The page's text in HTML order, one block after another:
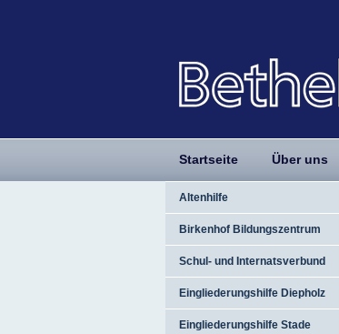
Startseite Über uns
Altenhilfe
Birkenhof Bildungszentrum
Schul- und Internatsverbund
Eingliederungshilfe Diepholz
Eingliederungshilfe Stade